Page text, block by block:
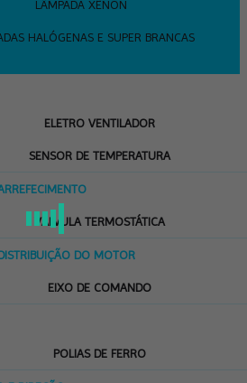
LÂMPADA XÊNON
HALÓGENAS E SUPER BRANCAS
ELETRO VENTILADOR
SENSOR DE TEMPERATURA
VÁLVULA TERMOSTÁTICA
DO MOTOR
EIXO DE COMANDO
POLIAS DE FERRO